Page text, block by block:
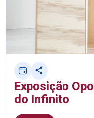
Exposição
do Infinito